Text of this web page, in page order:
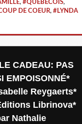
, #QUÉBÉCOIS,
DE COEUR, #LYNDA
CADEAU: PAS
EMPOISONNÉ*
Reygaerts*
Librinova*
Nathalie